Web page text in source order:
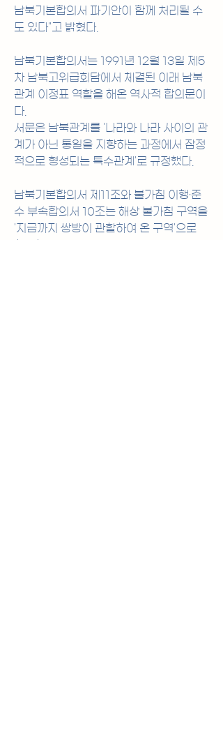
남북기본합의서 파기안이 함께 처리될 수
도 있다"고 밝혔다.
남북기본합의서는 1991년 12월 13일 제5
차 남북고위급회담에서 체결된 이래 남북
관계 이정표 역할을 해온 역사적 합의문이
다.
서문은 남북관계를 '나라와 나라 사이의 관
계가 아닌 통일을 지향하는 과정에서 잠정
적으로 형성되는 특수관계'로 규정했다.
남북기본합의서 제11조와 불가침 이행·준
수 부속합의서 10조는 해상 불가침 구역을
'지금까지 쌍방이 관할하여 온 구역'으로